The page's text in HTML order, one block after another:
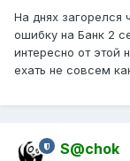
На днях загорелся
ошибку на Банк 2
интересно от этой
ехать не совсем
S@chok